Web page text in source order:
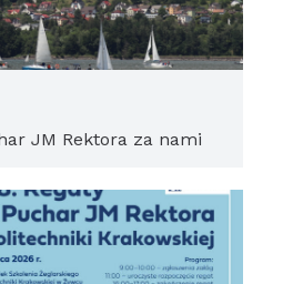
JM Rektora za nami